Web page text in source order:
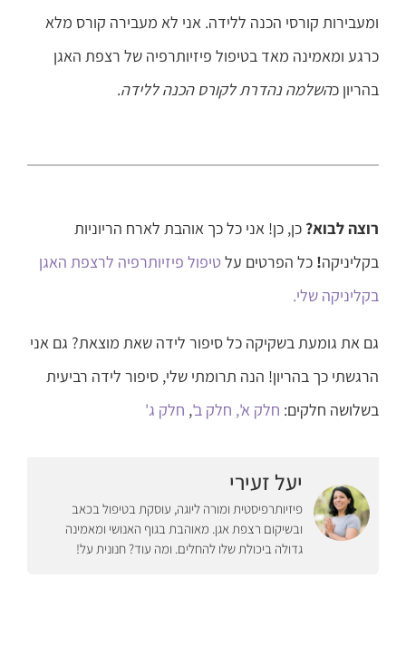
ומעבירות קורסי הכנה ללידה. אני לא מעבירה קורס מלא
כרגע ומאמינה מאד בטיפול פיזיותרפיה של רצפת האגן
בהריון כהשלמה נהדרת לקורס הכנה ללידה.
רוצה לבוא? כן, כן! אני כל כך אוהבת לארח הריוניות
בקליניקה! כל הפרטים על טיפול פיזיותרפיה לרצפת האגן
בקליניקה שלי.
גם את גומעת בשקיקה כל סיפור לידה שאת מוצאת? גם אני
הרגשתי כך בהריון! הנה תרומתי שלי, סיפור לידה רביעית
בשלושה חלקים: חלק א', חלק ב', חלק ג'
יעל זעירי
פיזיותרפיסטית ומורה ליוגה, עוסקת בטיפול בכאב
ובשיקום רצפת אגן. מאוהבת בגוף האנושי ומאמינה
גדולה ביכולת שלו להחלים. ומה עוד? חנונית על!